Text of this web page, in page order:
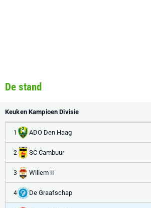
De stand
Keuken Kampioen Divisie
1 ADO Den Haag
2 SC Cambuur
3 Willem II
4 De Graafschap